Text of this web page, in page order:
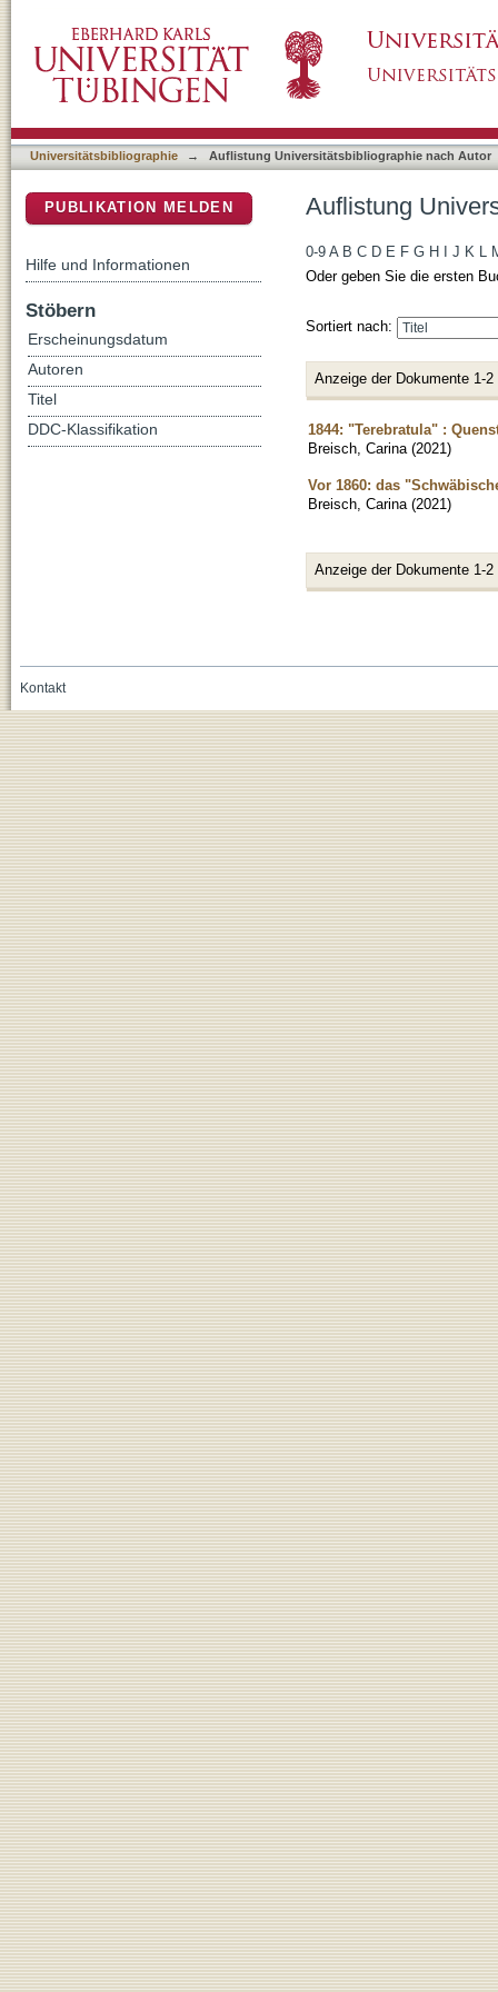
Universitätsbibliographie → Auflistung Universitätsbibliographie nach Autor
Auflistung
0-9 A B C D E F G H J K L
Oder geben Sie die ersten
Sortiert nach:
Anzeige der Dokumente 1-2
1844: "Terebratula" :
Breisch, Carina (2021)
Vor 1860: das
Breisch, Carina (2021)
Anzeige der Dokumente 1-2
PUBLIKATION MELDEN
Hilfe und Informationen
Stöbern
Erscheinungsdatum
Autoren
Titel
DDC-Klassifikation
Kontakt